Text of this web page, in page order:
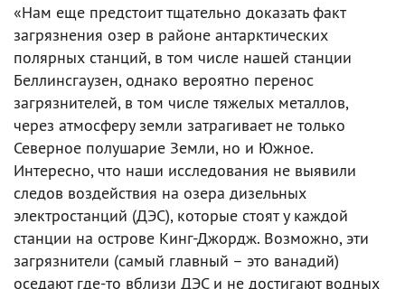
«Нам еще предстоит тщательно доказать факт
загрязнения озер в районе антарктических
полярных станций, в том числе нашей станции
Беллинсгаузен, однако вероятно перенос
загрязнителей, в том числе тяжелых металлов,
через атмосферу земли затрагивает не только
Северное полушарие Земли, но и Южное.
Интересно, что наши исследования не выявили
следов воздействия на озера дизельных
электростанций (ДЭС), которые стоят у каждой
станции на острове Кинг-Джордж. Возможно, эти
загрязнители (самый главный – это ванадий)
оседают где-то вблизи ДЭС и не достигают водных